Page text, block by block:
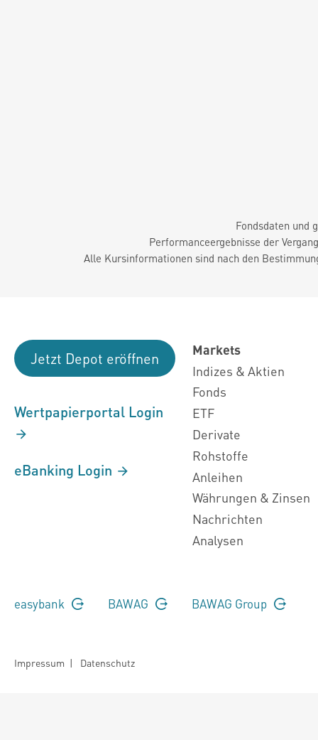
Fondsdaten und
Performanceergebnisse der
Alle Kursinformationen sind nach den
Jetzt Depot eröffnen
Wertpapierportal Login
eBanking Login
Markets
Indizes & Aktien
Fonds
ETF
Derivate
Rohstoffe
Anleihen
Währungen & Zinsen
Nachrichten
Analysen
easybank BAWAG BAWAG Group
Impressum | Datenschutz